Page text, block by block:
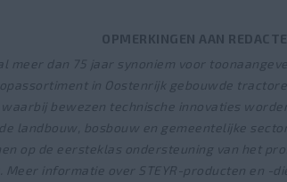
OPMERKINGEN AAN
meer dan 75 jaar synoniem voor
in Oostenrijk gebouwde
bewezen technische innovaties
landbouw, bosbouw en gemeentelijke
op de eersteklas ondersteuning van het
informatie over STEYR-producten en -